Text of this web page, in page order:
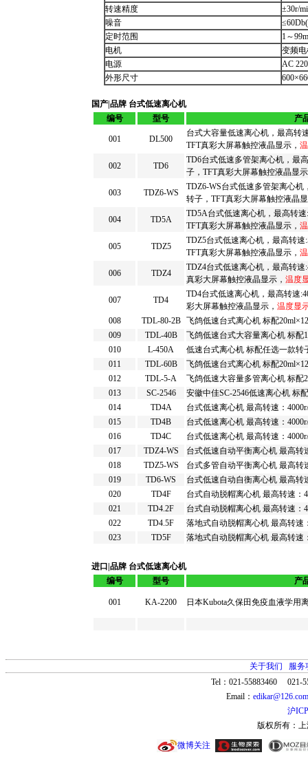
转速精度
±30r/
噪音
定时范围
1～
电机
变频电
电源
AC
外形尺寸
国产|品牌 台式低速离心机
编号
型号 产
001 DL500
台式大容量低速离心机，最高转
TFT真彩大屏幕触控液晶显示，
002 TD6
TD6台式低速多管架离心机，最
子，TFT真彩大屏幕触控液晶显
003 TDZ6-WS
TDZ6-WS台式低速多管架离心机
转子，TFT真彩大屏幕触控液晶
004 TD5A
TD5A台式低速离心机，最高转速
TFT真彩大屏幕触控液晶显示，
005 TDZ5
TDZ5台式低速离心机，最高转速
TFT真彩大屏幕触控液晶显示，
006 TDZ4
TDZ4台式低速离心机，最高转速
真彩大屏幕触控液晶显示， 温度
007 TD4
TD4台式低速离心机，最高转速
彩大屏幕触控液晶显示， 温度显
008
TDL-80-2B
飞鸽低速台式离心机 标配
009
TDL-40B
飞鸽低速台式大容量离心机 标配
010
L-450A
低速台式离心机 标配任选一款转
011
TDL-60B
飞鸽低速台式离心机 标配
012
TDL-5-A
飞鸽低速大容量多管离心机 标配
013
SC-2546
安徽中佳SC-2546低速离心机 标
014
TD4A
台式低速离心机 最高转速：
015
TD4B
台式低速离心机 最高转速：
016
TD4C
台式低速离心机 最高转速：
017
TDZ4-WS
台式低速自动平衡离心机 最高转
018
TDZ5-WS
台式多管自动平衡离心机 最高转
019
TD6-WS
台式低速自动自衡离心机 最高转
020
TD4F
台式自动脱帽离心机 最高转速：
021
TD4.2F
台式自动脱帽离心机 最高转速：
022
TD4.5F
落地式自动脱帽离心机 最高转速
023
TD5F 落地式自动脱帽离心机 最高转速
进口|品牌 台式低速离心机
编号
型号 产
001 KA-2200 日本Kubota久保田免疫血液学用
关于我们
服务
Tel：021-55883460 021-
Email： edikar@126.com
沪
版权所有：
微博关注